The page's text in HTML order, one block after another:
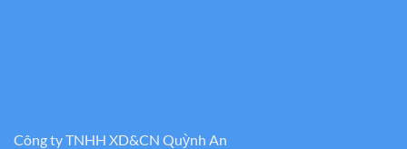
Công ty TNHH XD&CN Quỳnh An